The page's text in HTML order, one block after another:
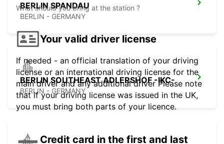
BERLIN SPANDAU
BERLIN - GERMANY
BERLIN SOUTHEAST ADLERSHOF -IKC-
BERLIN - GERMANY
What should you bring at the station ?
Your valid driver license
If needed - an official translation of your driving
license or an international driving license for the
main driver and any additional driver Please note
that if your driving license was issued in the UK,
you must bring both parts of your licence.
Credit card in the first and last